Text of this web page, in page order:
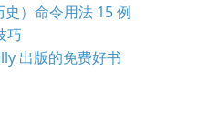
）命令用法 15 例
巧
出版的免费好书